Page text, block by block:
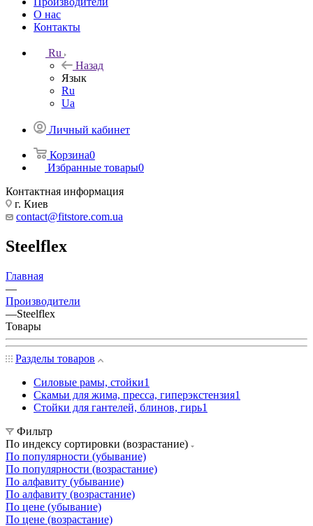
О нас
Контакты
Ru
Назад
Язык
Ru
Ua
Личный кабинет
Корзина0
Избранные товары0
Контактная информация
г. Киев
contact@fitstore.com.ua
Steelflex
Главная
—
Производители
—Steelflex
Товары
Разделы товаров
Силовые рамы, стойки1
Скамьи для жима, пресса, гиперэкстензия1
Стойки для гантелей, блинов, гирь1
Фильтр
По индексу сортировки (возрастание)
По популярности (убывание)
По популярности (возрастание)
По алфавиту (убывание)
По алфавиту (возрастание)
По цене (убывание)
По цене (возрастание)